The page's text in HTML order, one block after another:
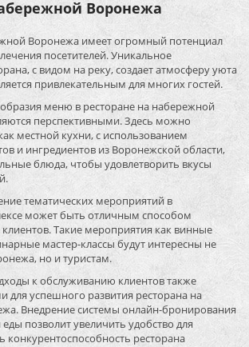
Воронежа
Воронежа имеет огромный потенциал
посетителей. Уникальное
с видом на реку, создает атмосферу уюта
привлекательным для многих гостей.
меню в ресторане на набережной
перспективными. Здесь можно
местной кухни, с использованием
и ингредиентов из Воронежской области,
блюда, чтобы удовлетворить вкусы
тематических мероприятий в
может быть отличным способом
Такие мероприятия как винные
мастер-классы будут интересны не
но и туристам.
к обслуживанию клиентов также
для успешного развития ресторана на
Внедрение системы онлайн-бронирования
позволит увеличить удобство для
конкурентоспособность ресторана